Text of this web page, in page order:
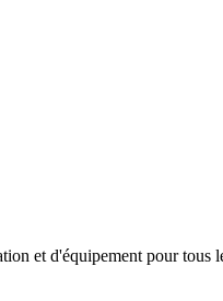
et d'équipement pour tous